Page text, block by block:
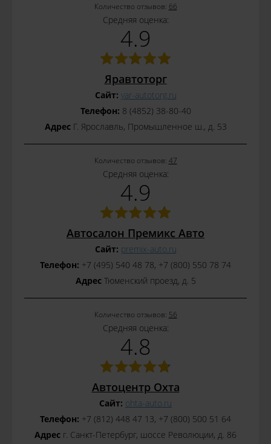
Количество отзывов: 66
Средняя оценка:
4.9
Яравтоторг
Сайт: yar-autotorg.ru
Телефон: 8 (4852) 38-80-40
АдресГ. Ярославль, Промышленное ш., д. 53
Количество отзывов: 47
Средняя оценка:
4.9
Автосалон Премикс Авто
Сайт: premix-auto.ru
Телефон: +7 (495) 540 48 78, +7 (800) 550 78 74
АдресТюменский проезд, д. 5
Количество отзывов: 56
Средняя оценка:
4.8
Автоцентр Охта
Сайт: ohta-auto.ru
Телефон: +7 (812) 448 47 13, +7 (800) 500 51 64
Адрес г. Санкт-Петербург, шоссе Революции, д. 86